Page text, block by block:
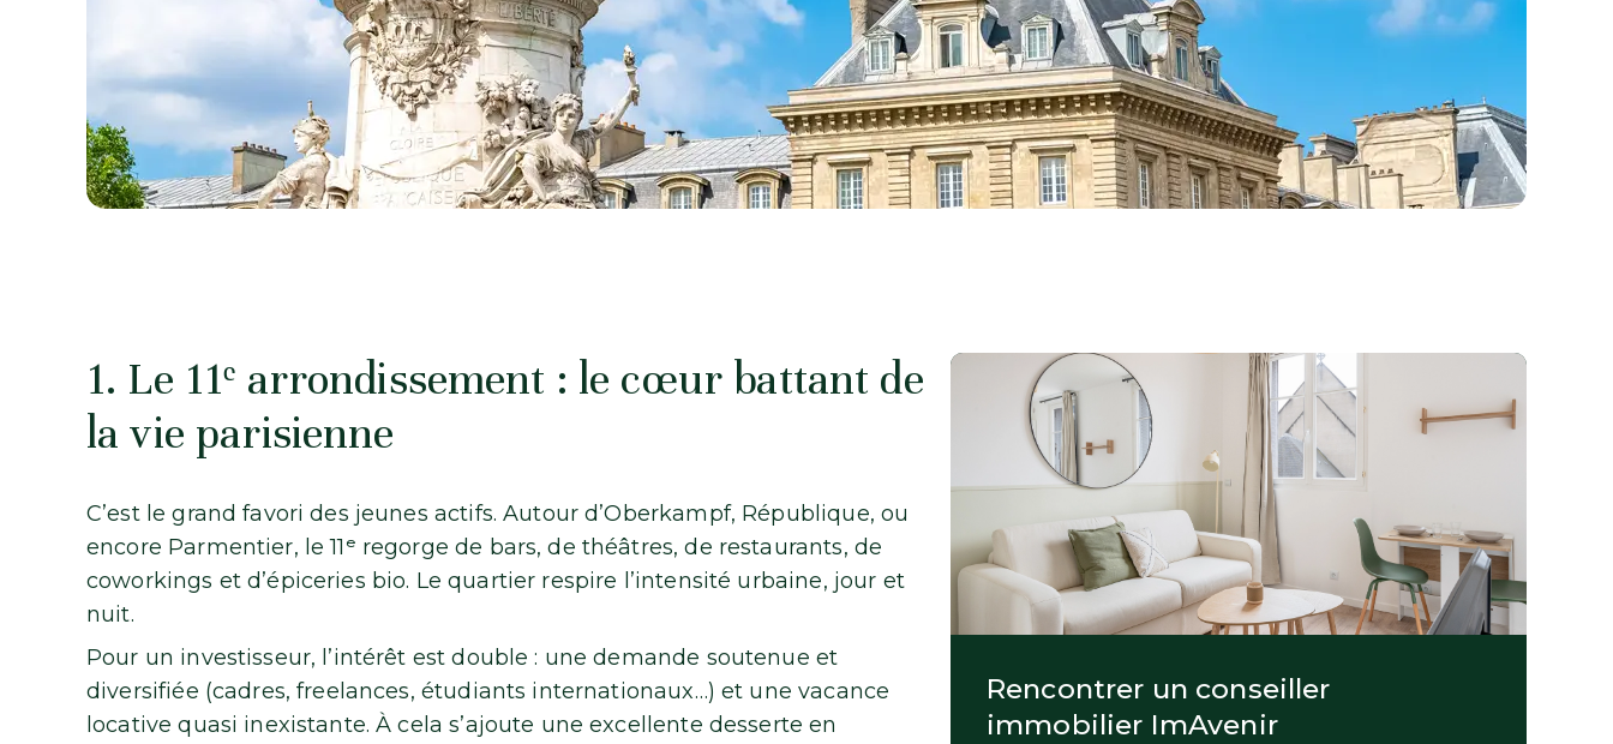
1. Le 11ᵉ arrondissement : le cœur battant de
la vie parisienne
C’est le grand favori des jeunes actifs. Autour d’Oberkampf, République, ou
encore Parmentier, le 11ᵉ regorge de bars, de théâtres, de restaurants, de
coworkings et d’épiceries bio. Le quartier respire l’intensité urbaine, jour et
nuit.
Pour un investisseur, l’intérêt est double : une demande soutenue et
diversifiée (cadres, freelances, étudiants internationaux…) et une vacance
locative quasi inexistante. À cela s’ajoute une excellente desserte en
Rencontrer un conseiller
immobilier ImAvenir